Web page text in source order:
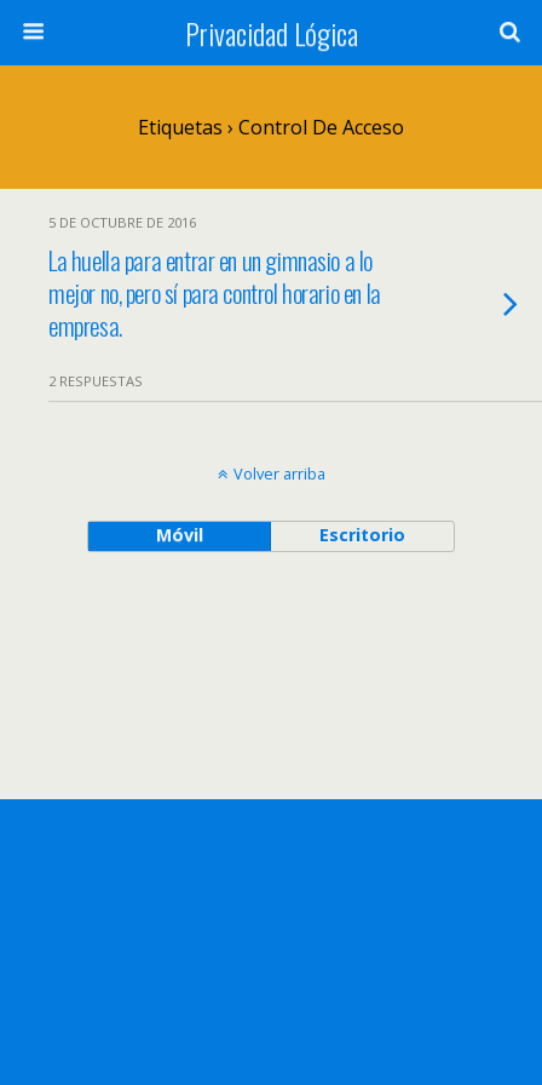
Privacidad Lógica
Etiquetas › Control De Acceso
5 DE OCTUBRE DE 2016
La huella para entrar en un gimnasio a lo
mejor no, pero sí para control horario en la
empresa.
2 RESPUESTAS
Volver arriba
Móvil Escritorio